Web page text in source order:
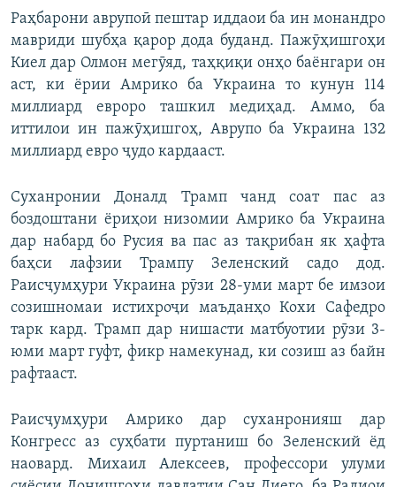
Раҳбарони аврупоӣ пештар иддаои ба ин монандро
мавриди шубҳа қарор дода буданд. Пажӯҳишгоҳи
Киел дар Олмон мегӯяд, таҳқиқи онҳо баёнгари он
аст, ки ёрии Амрико ба Украина то кунун 114
миллиард евроро ташкил медиҳад. Аммо, ба
иттилои ин пажӯҳишгоҳ, Аврупо ба Украина 132
миллиард евро ҷудо кардааст.
Суханронии Доналд Трамп чанд соат пас аз
боздоштани ёриҳои низомии Амрико ба Украина
дар набард бо Русия ва пас аз тақрибан як ҳафта
баҳси лафзии Трампу Зеленский садо дод.
Раисҷумҳури Украина рӯзи 28-уми март бе имзои
созишномаи истихроҷи маъданҳо Кохи Сафедро
тарк кард. Трамп дар нишасти матбуотии рӯзи 3-
юми март гуфт, фикр намекунад, ки созиш аз байн
рафтааст.
Раисҷумҳури Амрико дар суханронияш дар
Конгресс аз суҳбати пуртаниш бо Зеленский ёд
наовард. Михаил Алексеев, профессори улуми